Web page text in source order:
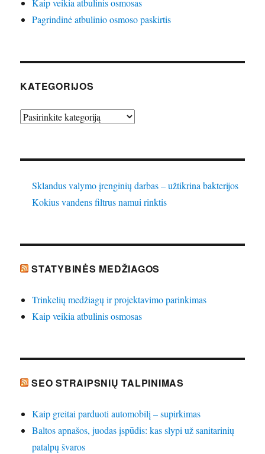
Kaip veikia atbulinis osmosas
Pagrindinė atbulinio osmoso paskirtis
KATEGORIJOS
Kategorijos
Sklandus valymo įrenginių darbas – užtikrina bakterijos
Kokius vandens filtrus namui rinktis
STATYBINĖS MEDŽIAGOS
Trinkelių medžiagų ir projektavimo parinkimas
Kaip veikia atbulinis osmosas
SEO STRAIPSNIŲ TALPINIMAS
Kaip greitai parduoti automobilį – supirkimas
Baltos apnašos, juodas įspūdis: kas slypi už sanitarinių
patalpų švaros